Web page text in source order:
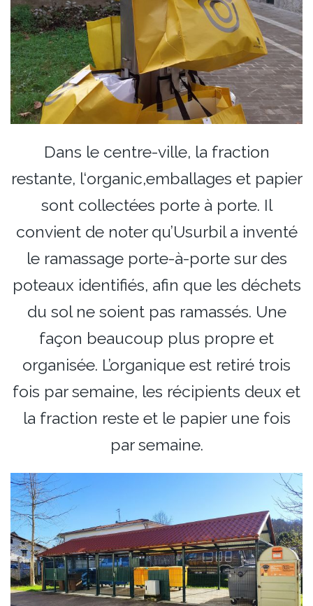
Dans le centre-ville, la fraction
restante, l‘organic,emballages et papier
sont collectées porte à porte. Il
convient de noter qu’Usurbil a inventé
le ramassage porte-à-porte sur des
poteaux identifiés, afin que les déchets
du sol ne soient pas ramassés. Une
façon beaucoup plus propre et
organisée. L’organique est retiré trois
fois par semaine, les récipients deux et
la fraction reste et le papier une fois
par semaine.